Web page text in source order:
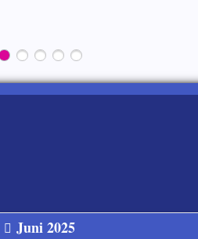
Juni 2025